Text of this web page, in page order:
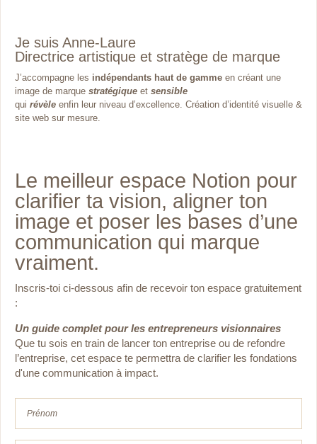
Je suis Anne-Laure
Directrice artistique et stratège de marque
J’accompagne les indépendants haut de gamme en créant une
image de marque stratégique et sensible
qui révèle enfin leur niveau d’excellence. Création d’identité visuelle &
site web sur mesure.
Le meilleur espace Notion pour
clarifier ta vision, aligner ton
image et poser les bases d’une
communication qui marque
vraiment.
Inscris-toi ci-dessous afin de recevoir ton espace gratuitement
:
Un guide complet pour les entrepreneurs visionnaires
Que tu sois en train de lancer ton entreprise ou de refondre
l’entreprise, cet espace te permettra de clarifier les fondations
d'une communication à impact.